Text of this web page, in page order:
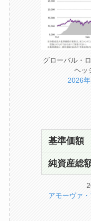
グローバル・
ヘッ
2026
基準価額
純資産総
アモーヴァ